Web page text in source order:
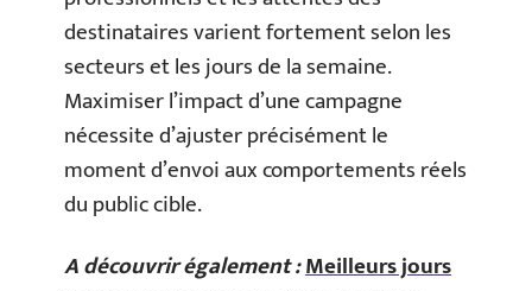
destinataires varient fortement selon les
secteurs et les jours de la semaine.
Maximiser l’impact d’une campagne
nécessite d’ajuster précisément le
moment d’envoi aux comportements réels
du public cible.
A découvrir également :Meilleurs jours